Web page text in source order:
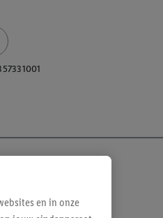
en in onze